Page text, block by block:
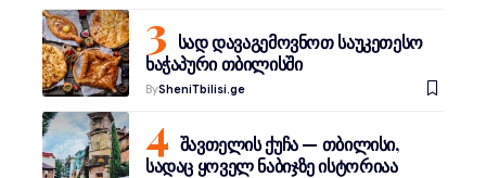
სად დავაგემოვნოთ საუკეთესო
ხაჭაპური თბილისში
BySheniTbilisi.ge
შავთელის ქუჩა — თბილისი,
სადაც ყოველ ნაბიჯზე ისტორიაა